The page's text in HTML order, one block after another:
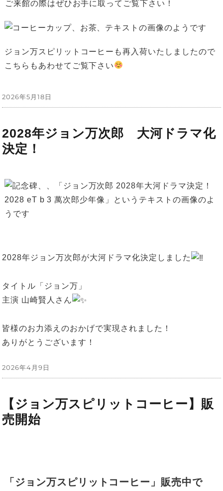
⁡ご来館の際はぜひお手に取ってご覧下さい！
ジョン万スピリットコーヒーも再入荷いたしましたので
こちらもあわせてご覧下さい
投
稿
2026年5月18日
2028年ジョン万次郎 大河ドラマ化
決定！
2028年ジョン万次郎が大河ドラマ化決定しました
タイトル「ジョン万」
主演 山崎賢人さん
皆様のお力添えのおかげで実現されました！
ありがとうございます！
投
稿
2026年4月9日
【ジョン万スピリットコーヒー】販
売開始
「ジョン万スピリットコーヒー」販売中で